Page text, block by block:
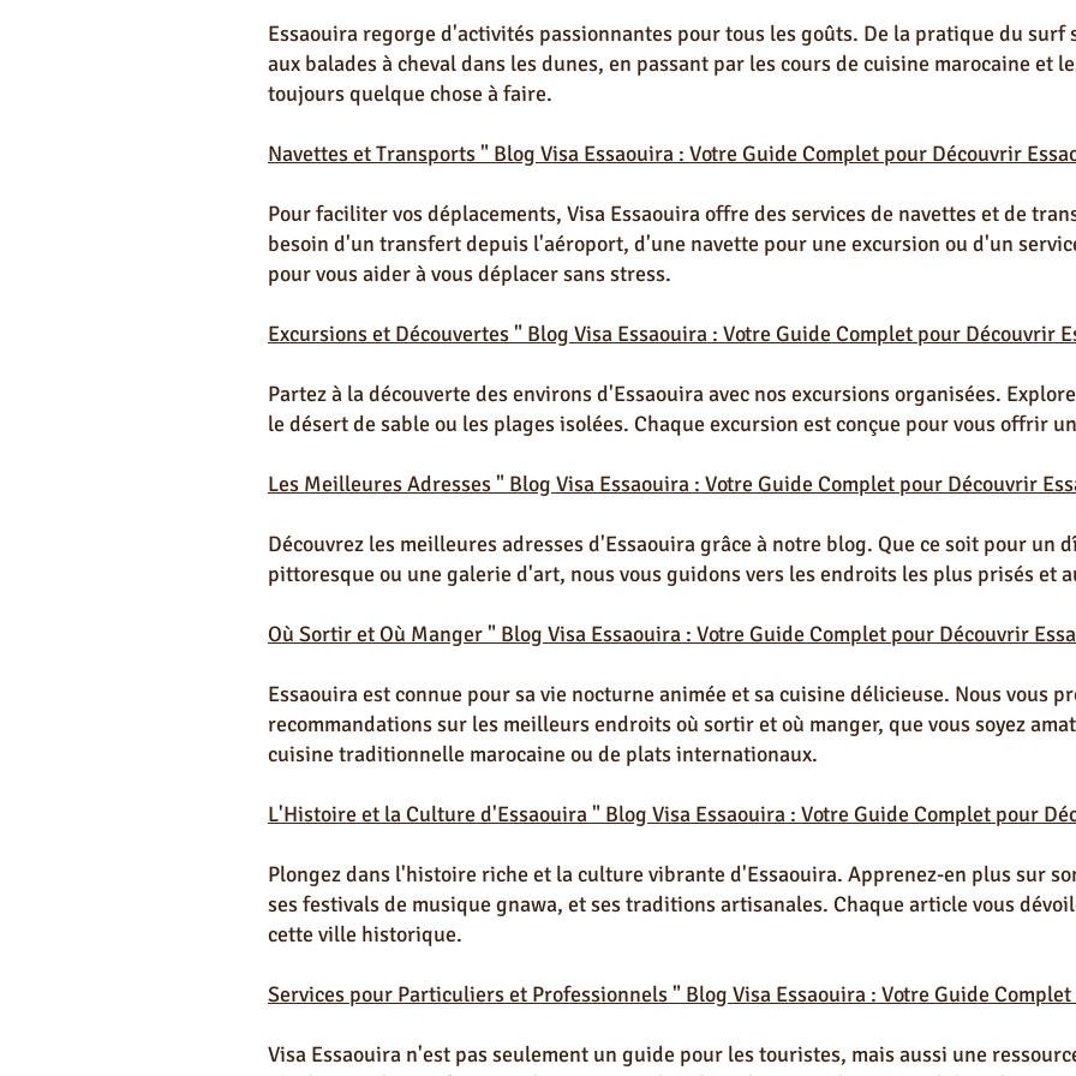
Essaouira regorge d'activités passionnantes pour tous les goûts. De la pratique du
aux balades à cheval dans les dunes, en passant par les cours de cuisine marocaine et
toujours quelque chose à faire.
Navettes et Transports " Blog Visa Essaouira : Votre Guide Complet pour Découvrir
Pour faciliter vos déplacements, Visa Essaouira offre des services de navettes et de
besoin d'un transfert depuis l'aéroport, d'une navette pour une excursion ou d'un
pour vous aider à vous déplacer sans stress.
Excursions et Découvertes " Blog Visa Essaouira : Votre Guide Complet pour Découvrir
Partez à la découverte des environs d'Essaouira avec nos excursions organisées.
le désert de sable ou les plages isolées. Chaque excursion est conçue pour vous offrir
Les Meilleures Adresses " Blog Visa Essaouira : Votre Guide Complet pour Découvrir
Découvrez les meilleures adresses d'Essaouira grâce à notre blog. Que ce soit pour un
pittoresque ou une galerie d'art, nous vous guidons vers les endroits les plus prisés et
Où Sortir et Où Manger " Blog Visa Essaouira : Votre Guide Complet pour Découvrir
Essaouira est connue pour sa vie nocturne animée et sa cuisine délicieuse. Nous vous
recommandations sur les meilleurs endroits où sortir et où manger, que vous soyez
cuisine traditionnelle marocaine ou de plats internationaux.
L'Histoire et la Culture d'Essaouira " Blog Visa Essaouira : Votre Guide Complet pour
Plongez dans l'histoire riche et la culture vibrante d'Essaouira. Apprenez-en plus sur
ses festivals de musique gnawa, et ses traditions artisanales. Chaque article vous
cette ville historique.
Services pour Particuliers et Professionnels " Blog Visa Essaouira : Votre Guide
Visa Essaouira n'est pas seulement un guide pour les touristes, mais aussi une